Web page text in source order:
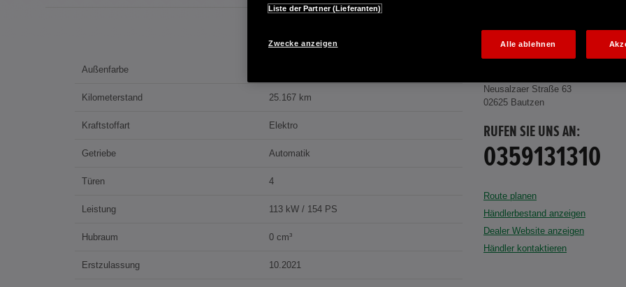
Außenfarbe
Kilometerstand 25.167 km
Kraftstoffart Elektro
Getriebe Automatik
Türen 4
Leistung 113 kW / 154 PS
Hubraum 0 cm³
Erstzulassung 10.2021
Neusalzaer Straße 63
02625 Bautzen
RUFEN SIE UNS AN:
0359131310
Route planen
Händlerbestand anzeigen
Dealer Website anzeigen
Händler kontaktieren
Liste der Partner (Lieferanten)
Zwecke anzeigen Alle ablehnen